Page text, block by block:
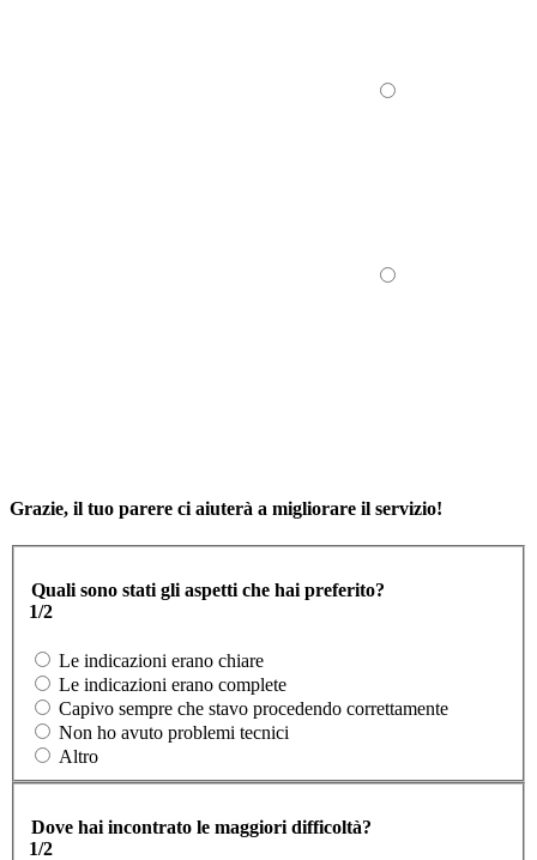
Grazie, il tuo parere ci aiuterà a migliorare il servizio!
Quali sono stati gli aspetti che hai preferito?
1/2
Le indicazioni erano chiare
Le indicazioni erano complete
Capivo sempre che stavo procedendo correttamente
Non ho avuto problemi tecnici
Altro
Dove hai incontrato le maggiori difficoltà?
1/2